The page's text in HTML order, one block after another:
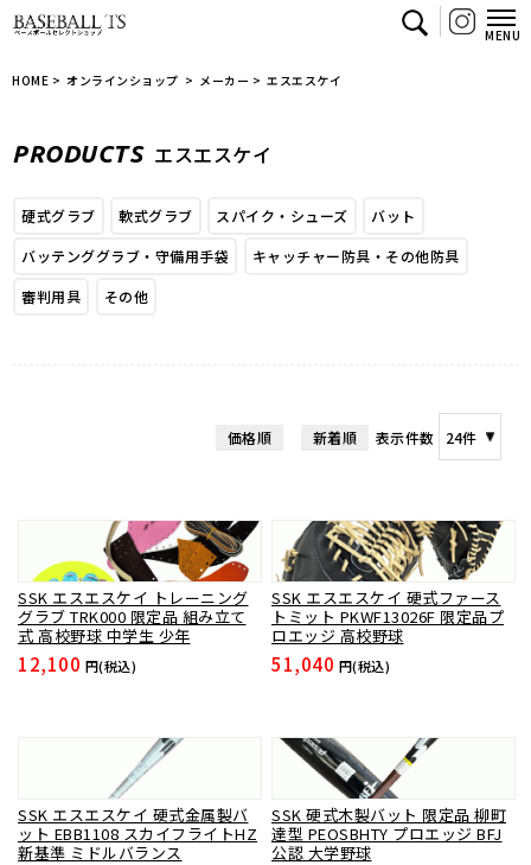
【BASEBALL TS/商品一覧ページ】ベースボール
HOME > オンラインショップ > メーカー > エスエスケイ
PRODUCTS エスエスケイ
硬式グラブ 軟式グラブ スパイク・シューズ
バット
バッテンググラブ・守備用手袋
キャッチャー防具・その他防具
審判用具
その他
価格順 新着順 表示件数
SSK エスエスケイ トレーニング
グラブ TRK000 限定品 組み立て
式 高校野球 中学生 少年
12,100 円(税込)
SSK エスエスケイ 硬式ファース
トミット PKWF13026F 限定品プ
ロエッジ 高校野球
51,040 円(税込)
SSK エスエスケイ 硬式金属製バ
ット EBB1108 スカイフライトHZ
新基準 ミドルバランス
SSK 硬式木製バット 限定品 柳町
達型 PEOSBHTY プロエッジ BFJ
公認 大学野球